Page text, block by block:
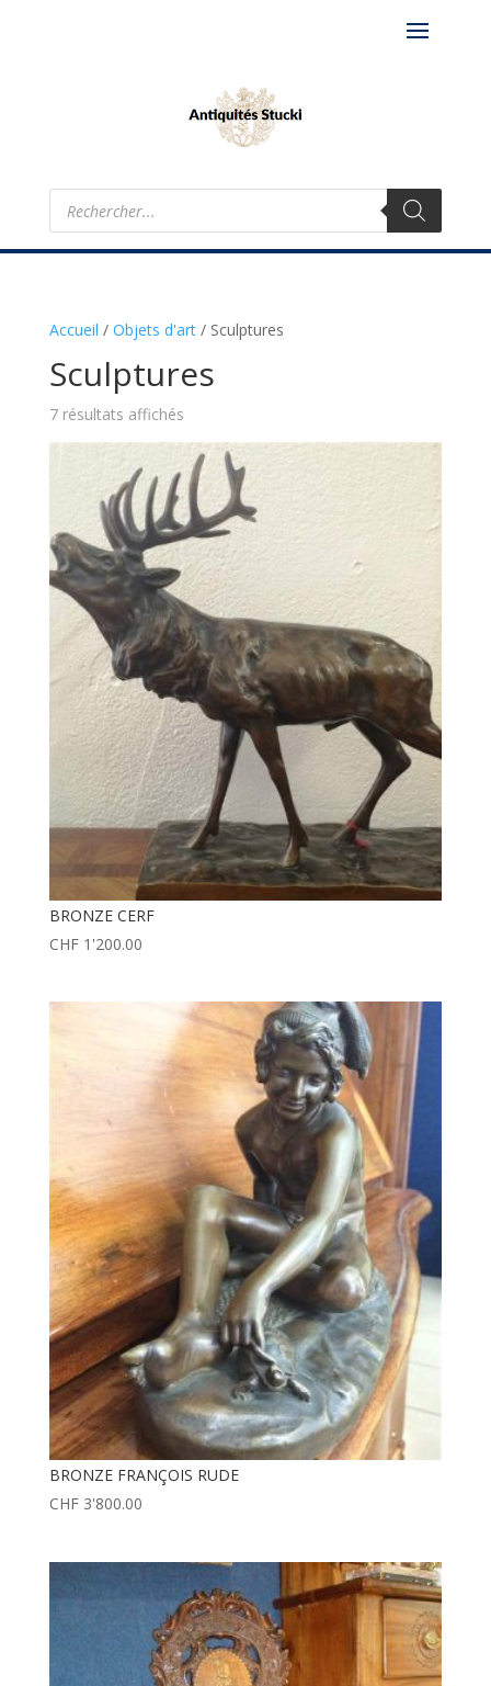
Recherche
produits
Accueil / Objets d'art/ Sculptures
Sculptures
7 résultats affichés
BRONZE CERF
CHF1'200.00
BRONZE FRANÇOIS RUDE
CHF3'800.00